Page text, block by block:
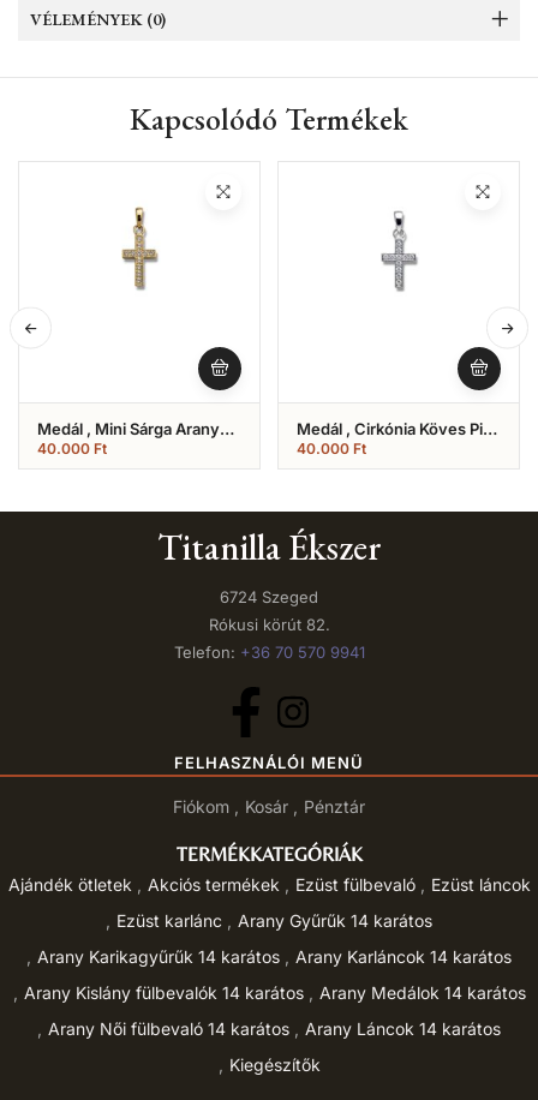
VÉLEMÉNYEK (0)
Kapcsolódó Termékek
Medál , Mini Sárga Arany
Köves Kereszt (Nr.10)
40.000 Ft
Medál , Cirkónia Köves Pici
Kereszt (Nr.12)
40.000 Ft
Titanilla Ékszer
6724 Szeged
Rókusi körút 82.
Telefon: +36 70 570 9941
FELHASZNÁLÓI MENÜ
Fiókom Kosár Pénztár
TERMÉKKATEGÓRIÁK
Ajándék ötletek Akciós termékek Ezüst fülbevaló
Ezüst láncok
Ezüst karlánc
Arany Gyűrűk 14 karátos
Arany Karikagyűrűk 14 karátos
Arany Karláncok 14 karátos
Arany Kislány fülbevalók 14 karátos
Arany Medálok 14 karátos
Arany Női fülbevaló 14 karátos
Arany Láncok 14 karátos
Kiegészítők